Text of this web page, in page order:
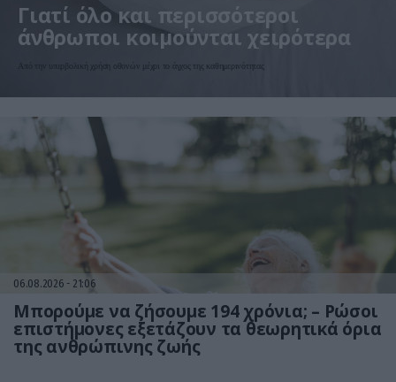
Γιατί όλο και περισσότεροι
άνθρωποι κοιμούνται χειρότερα
Από την υπερβολική χρήση οθονών μέχρι το άγχος της καθημερινότητας
06.08.2026 21:06
Μπορούμε να ζήσουμε 194 χρόνια; – Ρώσοι
επιστήμονες εξετάζουν τα θεωρητικά όρια
της ανθρώπινης ζωής